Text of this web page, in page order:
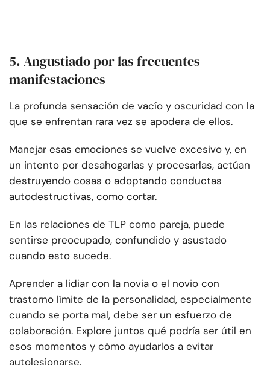
5. Angustiado por las frecuentes
manifestaciones
La profunda sensación de vacío y oscuridad con la
que se enfrentan rara vez se apodera de ellos.
Manejar esas emociones se vuelve excesivo y, en
un intento por desahogarlas y procesarlas, actúan
destruyendo cosas o adoptando conductas
autodestructivas, como cortar.
En las relaciones de TLP como pareja, puede
sentirse preocupado, confundido y asustado
cuando esto sucede.
Aprender a lidiar con la novia o el novio con
trastorno límite de la personalidad, especialmente
cuando se porta mal, debe ser un esfuerzo de
colaboración. Explore juntos qué podría ser útil en
esos momentos y cómo ayudarlos a evitar
autolesionarse.